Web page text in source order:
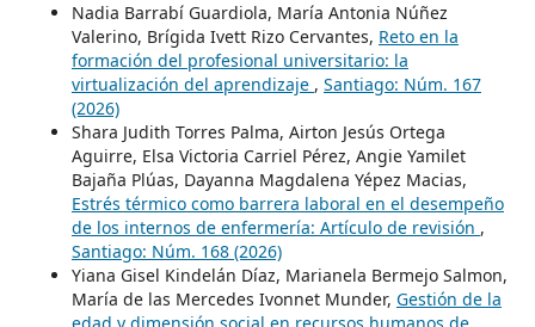
Nadia Barrabí Guardiola, María Antonia Núñez
Valerino, Brígida Ivett Rizo Cervantes, Reto en la
formación del profesional universitario: la
virtualización del aprendizaje , Santiago: Núm. 167
(2026)
Shara Judith Torres Palma, Airton Jesús Ortega
Aguirre, Elsa Victoria Carriel Pérez, Angie Yamilet
Bajaña Plúas, Dayanna Magdalena Yépez Macias,
Estrés térmico como barrera laboral en el desempeño
de los internos de enfermería: Artículo de revisión ,
Santiago: Núm. 168 (2026)
Yiana Gisel Kindelán Díaz, Marianela Bermejo Salmon,
María de las Mercedes Ivonnet Munder, Gestión de la